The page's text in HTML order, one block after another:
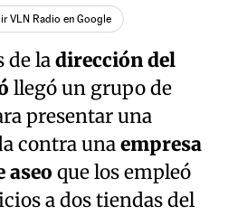
VLN Radio en Google
de ladirección del
llegó un grupo de
presentar una
contra unaempresa
aseo que los empleó
a dos tiendas del